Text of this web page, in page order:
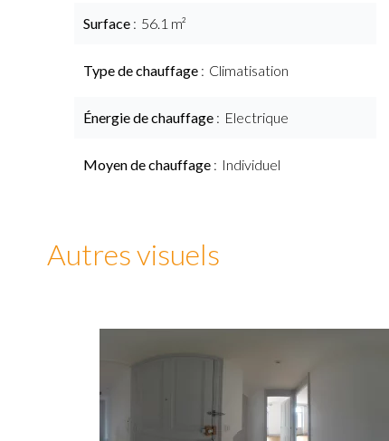
Surface 56.1 m²
Type de chauffage Climatisation
Énergie de chauffage Electrique
Moyen de chauffage Individuel
Autres visuels